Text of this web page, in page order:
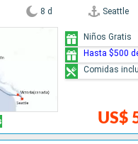
8 d Seattle
US$
Niños Gratis
Hasta $500
Comidas